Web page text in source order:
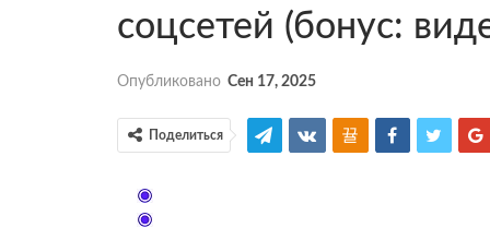
соцсетей (бонус:
Опубликовано Сен 17, 2025
Поделиться